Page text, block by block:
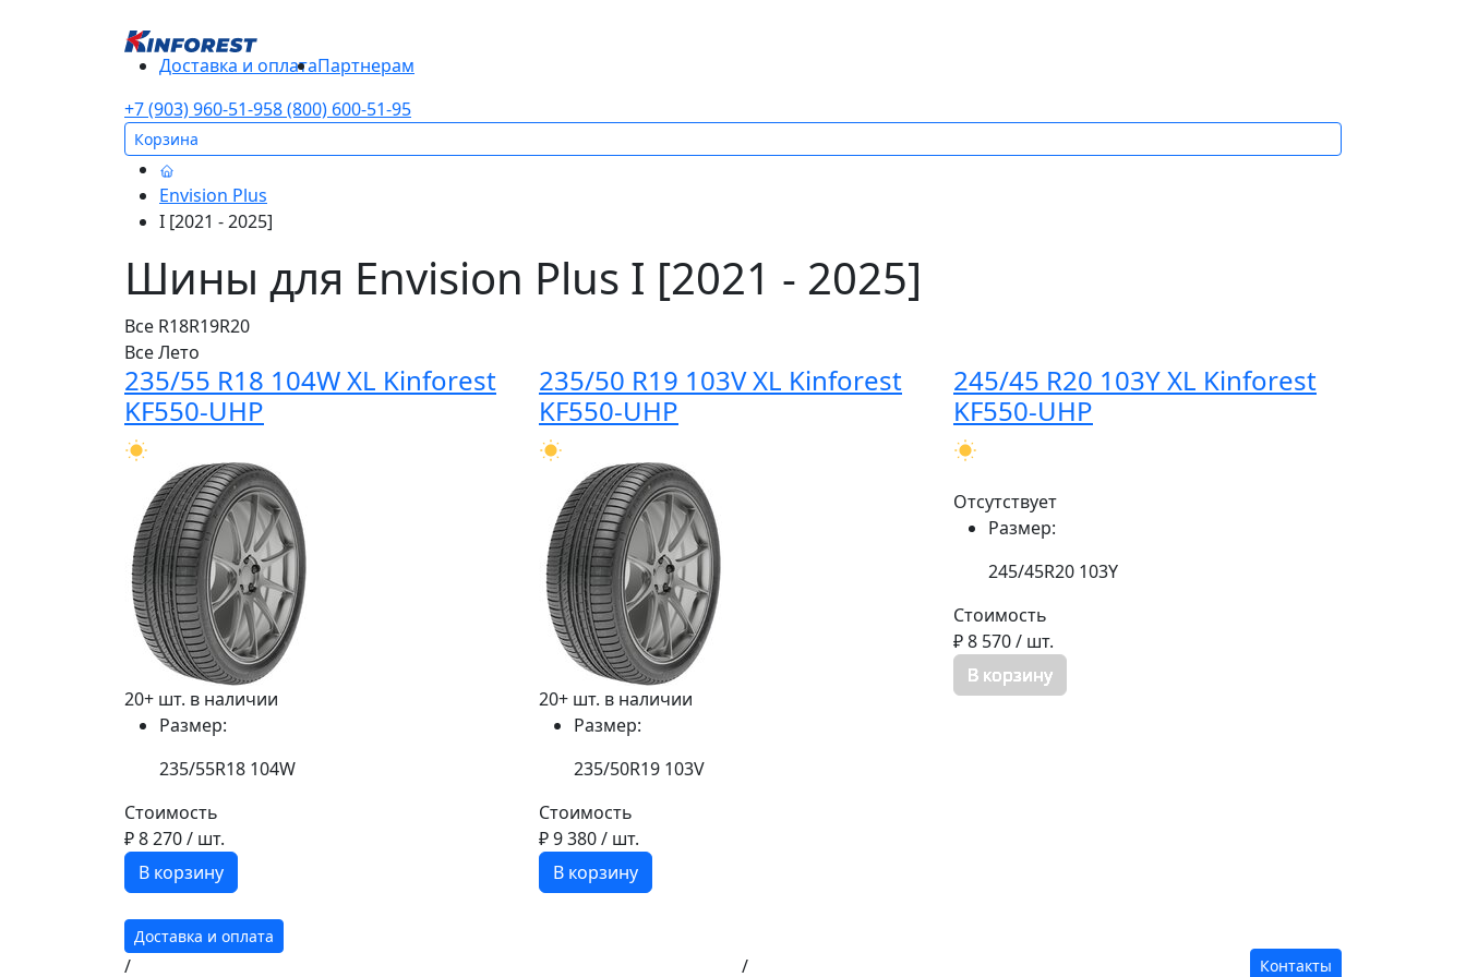
Доставка и оплатаПартнерам
+7 (903) 960-51-958 (800) 600-51-95
Корзина
Envision Plus
I [2021 - 2025]
Шины для Envision Plus I [2021 - 2025]
Все R18R19R20
ВсеЛето
235/55 R18 104W XL Kinforest
KF550-UHP
20+ шт. в наличии
Размер:
235/55R18 104W
Стоимость
₽ 8 270/ шт.
В корзину
235/50 R19 103V XL Kinforest
KF550-UHP
20+ шт. в наличии
Размер:
235/50R19 103V
Стоимость
₽ 9 380/ шт.
В корзину
245/45 R20 103Y XL Kinforest
KF550-UHP
Отсутствует
Размер:
245/45R20 103Y
Стоимость
₽ 8 570/ шт.
В корзину
Доставка и оплата
/ / Контакты